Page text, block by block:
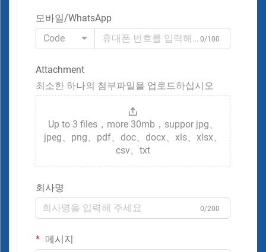
모바일/WhatsApp
Code
0/100
Attachment
최소한 하나의 첨부파일을 업로드하십시오
Up to 3 files，more 30mb，suppor jpg、
jpeg、png、pdf、doc、docx、xls、xlsx、
csv、txt
회사명
0/200
메시지